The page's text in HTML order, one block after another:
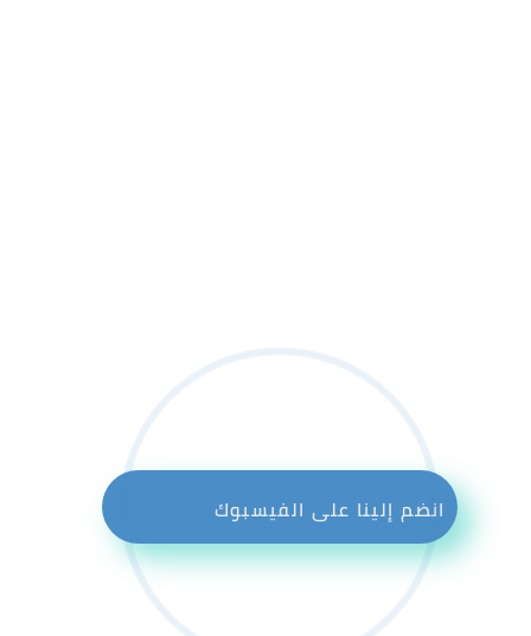
انضم إلينا على الفيسبوك